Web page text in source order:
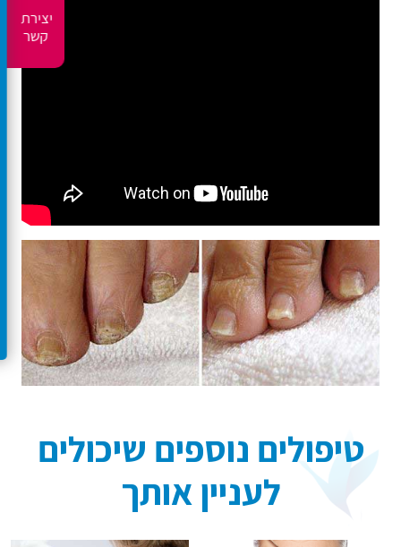
יצירת
קשר
טיפולים נוספים שיכולים
לעניין אותך